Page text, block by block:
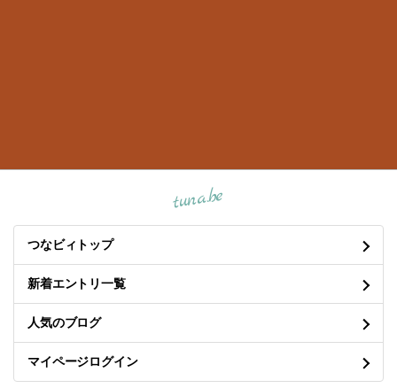
tuna.be
つなビィトップ
新着エントリ一覧
人気のブログ
マイページログイン